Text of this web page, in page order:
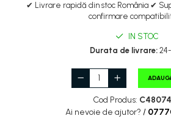
Suspensie
✔ Livrare rapidă din stoc România ✔
confirmare
IN STOC
Durata de livrare:
Cod Produs: C48074
Ai nevoie de ajutor? /